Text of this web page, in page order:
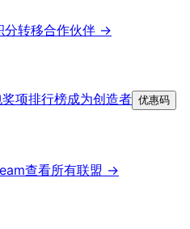
分转移合作伙伴 →
奖项排行榜成为创造者 优惠码
查看所有联盟 →